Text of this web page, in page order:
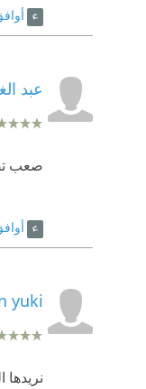
عبد
صعب
yuki
نريدها